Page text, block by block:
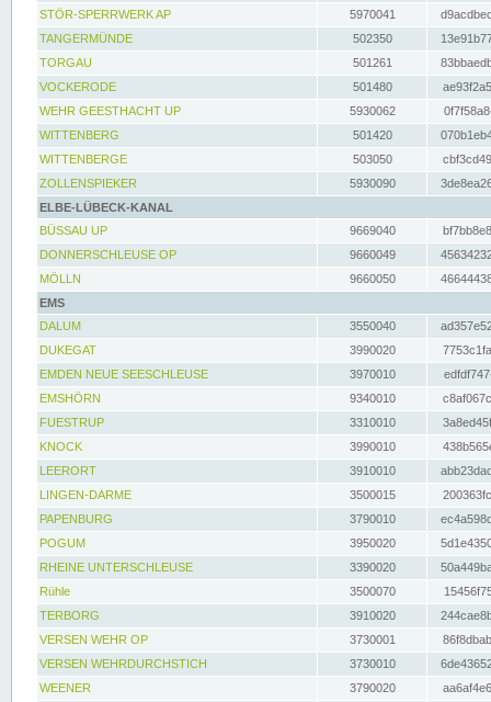
STÖR-SPERRWERK AP 5970041
TANGERMÜNDE
502350
TORGAU
501261
VOCKERODE
501480
WEHR GEESTHACHT UP
5930062
WITTENBERG
501420
WITTENBERGE
503050
ZOLLENSPIEKER
5930090
ELBE-LÜBECK-KANAL
BÜSSAU UP
9669040
DONNERSCHLEUSE OP
9660049
MÖLLN
9660050
EMS
DALUM
3550040
DUKEGAT
3990020
EMDEN NEUE SEESCHLEUSE
3970010
EMSHÖRN
9340010
FUESTRUP
3310010
KNOCK
3990010
LEERORT
3910010
LINGEN-DARME
3500015
PAPENBURG
3790010
POGUM
3950020
RHEINE UNTERSCHLEUSE
3390020
Rühle
3500070
TERBORG
3910020
VERSEN WEHR OP
3730001
VERSEN WEHRDURCHSTICH
3730010
WEENER
3790020